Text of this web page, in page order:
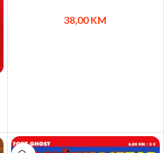
38,00KM